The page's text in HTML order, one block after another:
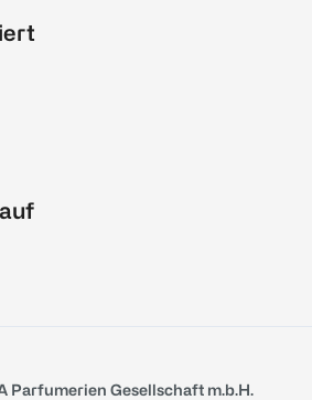
Parfumerien Gesellschaft m.b.H.